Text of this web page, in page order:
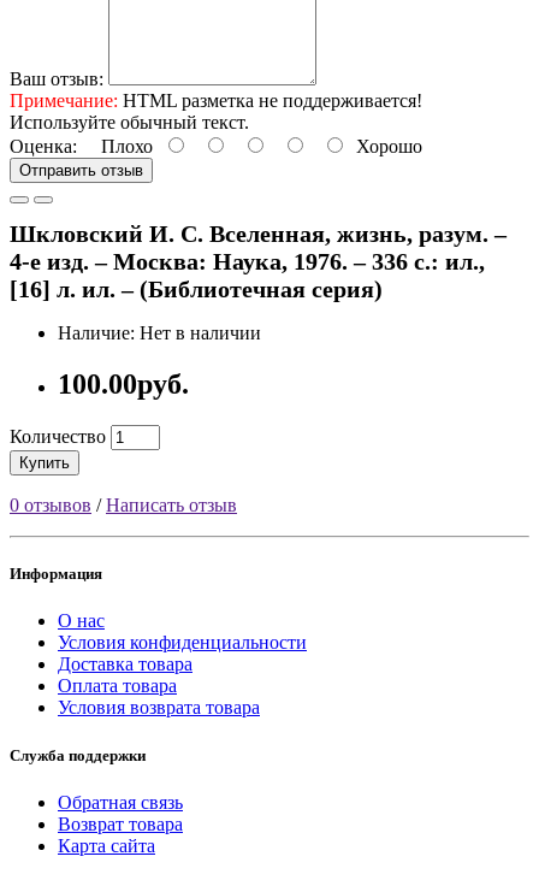
Ваш отзыв:
Примечание: HTML разметка не поддерживается!
Используйте обычный текст.
Оценка: Плохо Хорошо
Отправить отзыв
Шкловский И. С. Вселенная, жизнь, разум. –
4-е изд. – Москва: Наука, 1976. – 336 с.: ил.,
[16] л. ил. – (Библиотечная серия)
Наличие: Нет в наличии
100.00руб.
Количество
Купить
0 отзывов /Написать отзыв
Информация
О нас
Условия конфиденциальности
Доставка товара
Оплата товара
Условия возврата товара
Служба поддержки
Обратная связь
Возврат товара
Карта сайта